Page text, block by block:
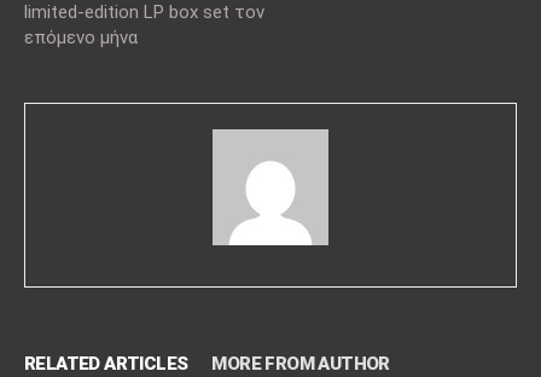
limited-edition LP box set τον
επόμενο μήνα
RELATED ARTICLES MORE FROM AUTHOR